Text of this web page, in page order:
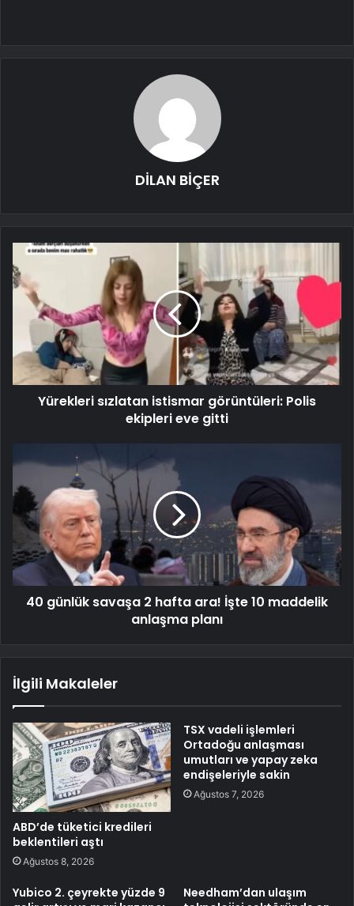
DİLAN BİÇER
Yürekleri sızlatan istismar görüntüleri: Polis
ekipleri eve gitti
40 günlük savaşa 2 hafta ara! İşte 10 maddelik
anlaşma planı
İlgili Makaleler
ABD’de tüketici kredileri
beklentileri aştı
Ağustos 8, 2026
TSX vadeli işlemleri
Ortadoğu anlaşması
umutları ve yapay zeka
endişeleriyle sakin
Ağustos 7, 2026
Yubico 2. çeyrekte yüzde 9
Needham’dan ulaşım